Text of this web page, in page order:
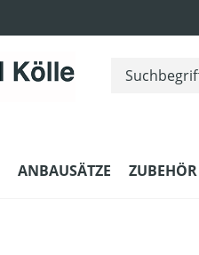
ANBAUSÄTZE ZUBEHÖR